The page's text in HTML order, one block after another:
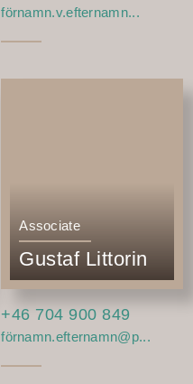
förnamn.v.efternamn...
Associate
Gustaf Littorin
+46 704 900 849
förnamn.efternamn@p...